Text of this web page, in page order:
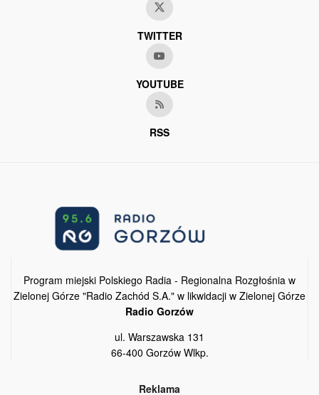
TWITTER
YOUTUBE
RSS
Program miejski Polskiego Radia - Regionalna Rozgłośnia w
Zielonej Górze "Radio Zachód S.A." w likwidacji w Zielonej Górze
Radio Gorzów
ul. Warszawska 131
66-400 Gorzów Wlkp.
Reklama